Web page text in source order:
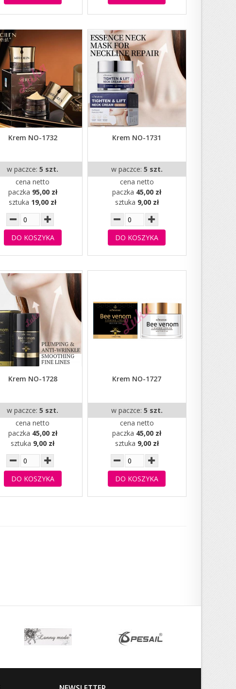
Krem NO-1732
w paczce:5 szt.
cena netto
paczka 95,00 zł
sztuka 19,00 zł
DO KOSZYKA
Krem NO-1731
w paczce: 5 szt.
cena netto
paczka 45,00 zł
sztuka 9,00 zł
DO KOSZYKA
Krem NO-1728
w paczce:5 szt.
cena netto
paczka 45,00 zł
sztuka 9,00 zł
DO KOSZYKA
Krem NO-1727
w paczce: 5 szt.
cena netto
paczka 45,00 zł
sztuka 9,00 zł
DO KOSZYKA